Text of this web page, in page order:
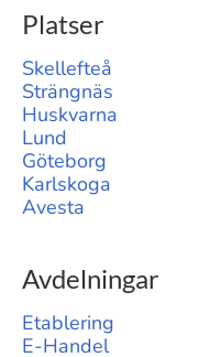
Platser
Skellefteå
Strängnäs
Huskvarna
Lund
Göteborg
Karlskoga
Avesta
Avdelningar
Etablering
E-Handel